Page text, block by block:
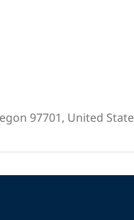
97701, United